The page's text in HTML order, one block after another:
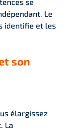
Le
identifie et les
son
élargissez
La